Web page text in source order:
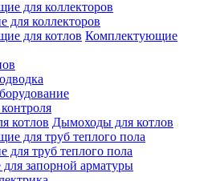
коллекторов
Комплектующие
Дымоходы для котлов
труб теплого пола
запорной арматуры